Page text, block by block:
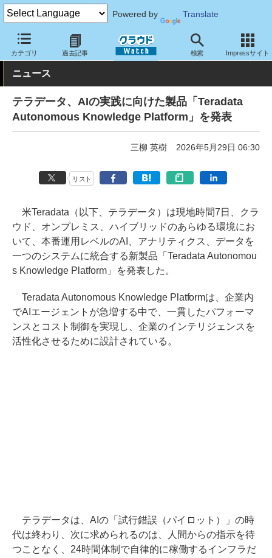
Powered by Translate
カテゴリ 過去記事 検索 Impressサイト
クラウド Watch サービス・ソフト ソフトウェア その他
ニュース
テラデータ、AIの実践に向けた製品「Teradata
Autonomous Knowledge Platform」を発表
三柳 英樹 2026年5月29日 06:30
リスト
米Teradata（以下、テラデータ）は現地時間7日、クラ
ウド、オンプレミス、ハイブリッドのあらゆる環境にお
いて、本番運用レベルのAI、アナリティクス、データを
一つのシステムに統合する新製品「Teradata Autonomou
s Knowledge Platform」を発表した。
Teradata Autonomous Knowledge Platformは、企業内
でAIエージェントが急増する中で、一貫したパフォーマ
ンスとコスト制御を実現し、企業のインテリジェンスを
活性化させるために設計されている。
テラデータは、AIの「試行錯誤（パイロット）」の時
代は終わり、次に求められるのは、人間からの指示を待
つことなく、24時間体制で自律的に稼働するインフラだ